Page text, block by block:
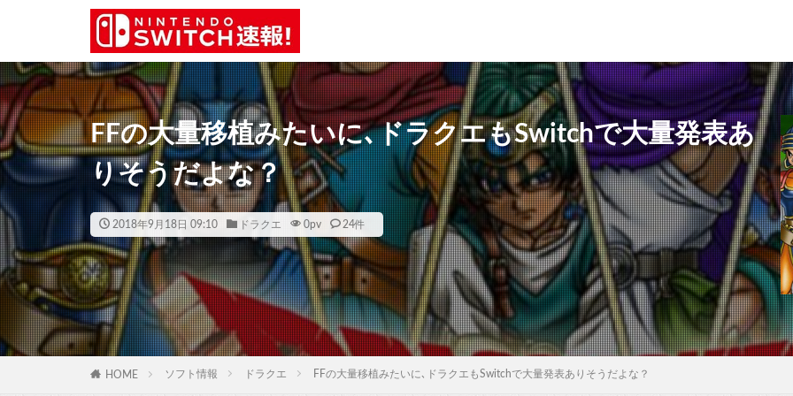
FFの大量移植みたいに､ドラクエもSwitchで大量発表あ
りそうだよな？
2018年9月18日 09:10 ドラクエ 0pv 24件
HOME ソフト情報 ドラクエ FFの大量移植みたいに､ドラクエもSwitchで大量発表ありそうだよな？